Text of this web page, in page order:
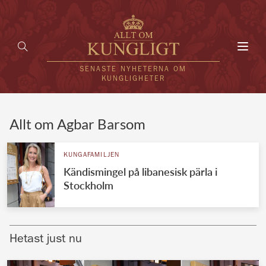
SENASTE NYHETERNA OM
KUNGLIGHETER
UTLÄNDSKT
VÄRLDENS KUNGAHUS
Brittiska kungahuset
Allt om Agbar Barsom
KUNGAFAMILJEN
Kändismingel på libanesisk pärla i
Stockholm
Hetast just nu